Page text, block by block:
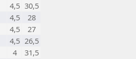
4,5 30,5
4,5
28
4,5
27
4,5 26,5
4
31,5